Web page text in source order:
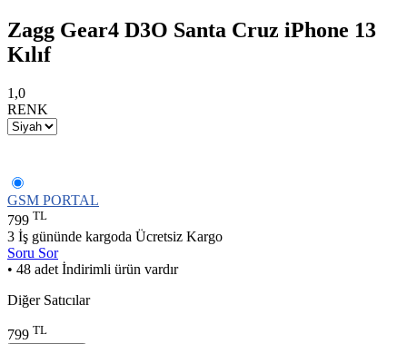
Zagg Gear4 D3O Santa Cruz iPhone 13
Kılıf
1,0
RENK
GSM PORTAL
799 TL
3 İş gününde kargoda Ücretsiz Kargo
Soru Sor
• 48 adet İndirimli ürün vardır
Diğer Satıcılar
799 TL